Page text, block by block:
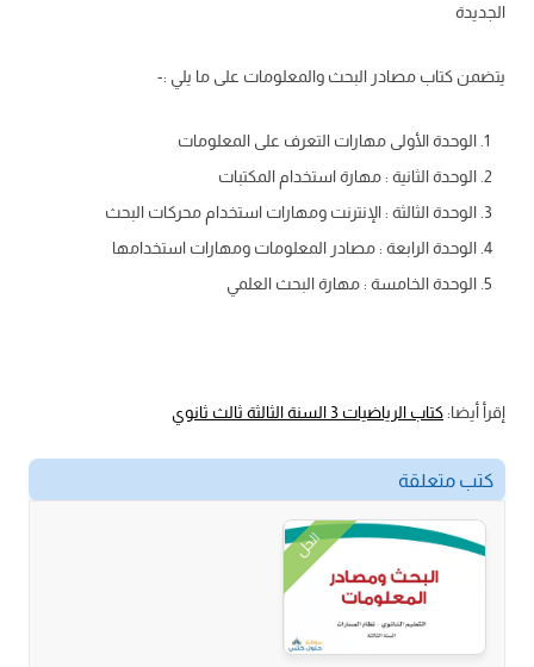
الجديدة
يتضمن كتاب مصادر البحث والمعلومات على ما يلي :-
الوحدة الأولى مهارات التعرف على المعلومات
الوحدة الثانية : مهارة استخدام المكتبات
الوحدة الثالثة : الإنترنت ومهارات استخدام محركات البحث
الوحدة الرابعة : مصادر المعلومات ومهارات استخدامها
الوحدة الخامسة : مهارة البحث العلمي
إقرأ أيضا:كتاب الرياضيات 3 السنة الثالثة ثالث ثانوي
كتب متعلقة
الحل